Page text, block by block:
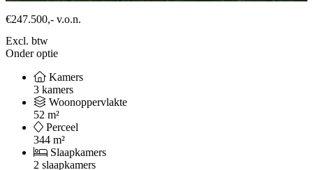
€247.500,- v.o.n.
Excl. btw
Onder optie
Kamers
3 kamers
Woonoppervlakte
52 m²
Perceel
344 m²
Slaapkamers
2 slaapkamers